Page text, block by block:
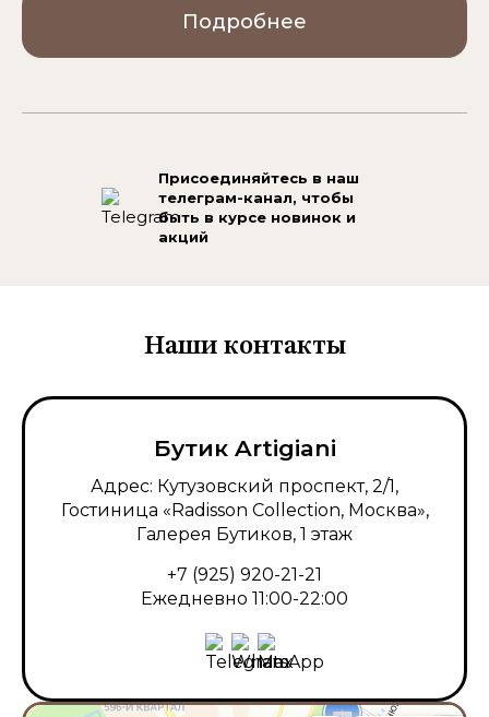
Подробнее
Присоединяйтесь в наш
телеграм-канал, чтобы
быть в курсе новинок и
акций
Наши контакты
Бутик Artigiani
Адрес: Кутузовский проспект, 2/1,
Гостиница «Radisson Collection, Москва»,
Галерея Бутиков, 1 этаж
+7 (925) 920-21-21
Ежедневно 11:00-22:00